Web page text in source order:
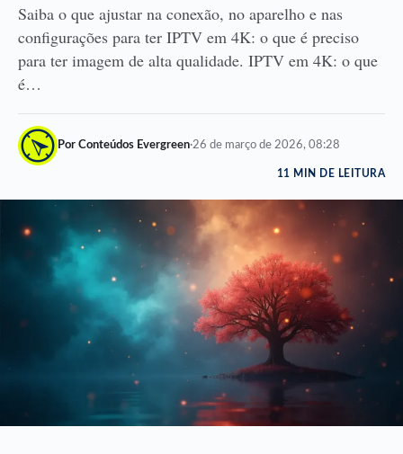
Saiba o que ajustar na conexão, no aparelho e nas
configurações para ter IPTV em 4K: o que é preciso
para ter imagem de alta qualidade. IPTV em 4K: o que
é…
Por Conteúdos Evergreen·26 de março de 2026, 08:28
11 MIN DE LEITURA